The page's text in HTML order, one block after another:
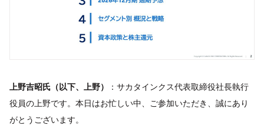
上野吉昭氏（以下、上野）
：サカタインクス代表取締役社長執行
役員の上野です。本日はお忙しい中、ご参加いただき、誠にあり
がとうございます。